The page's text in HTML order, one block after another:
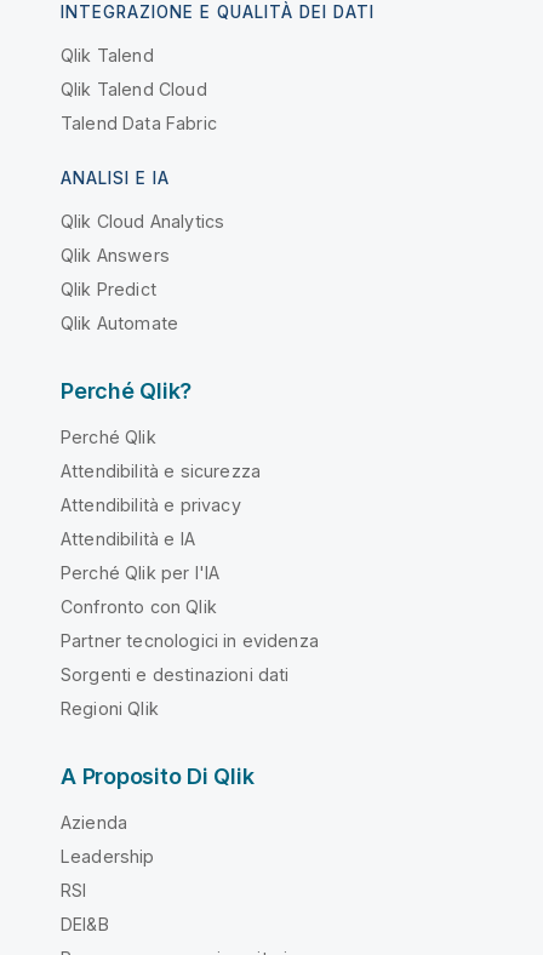
INTEGRAZIONE E QUALITÀ DEI DATI
Qlik Talend
Qlik Talend Cloud
Talend Data Fabric
ANALISI E IA
Qlik Cloud Analytics
Qlik Answers
Qlik Predict
Qlik Automate
Perché Qlik?
Perché Qlik
Attendibilità e sicurezza
Attendibilità e privacy
Attendibilità e IA
Perché Qlik per l'IA
Confronto con Qlik
Partner tecnologici in evidenza
Sorgenti e destinazioni dati
Regioni Qlik
A Proposito Di Qlik
Azienda
Leadership
RSI
DEI&B